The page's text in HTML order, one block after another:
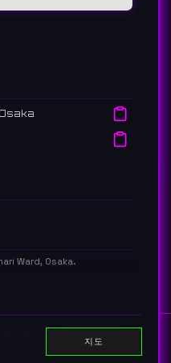
Search
Ward, Osaka.
지도